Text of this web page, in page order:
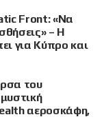
Front: «Να
– Η
για Κύπρο και
του
αεροσκάφη,